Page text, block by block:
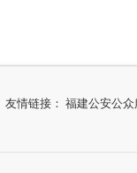
友情链接：福建公安公众